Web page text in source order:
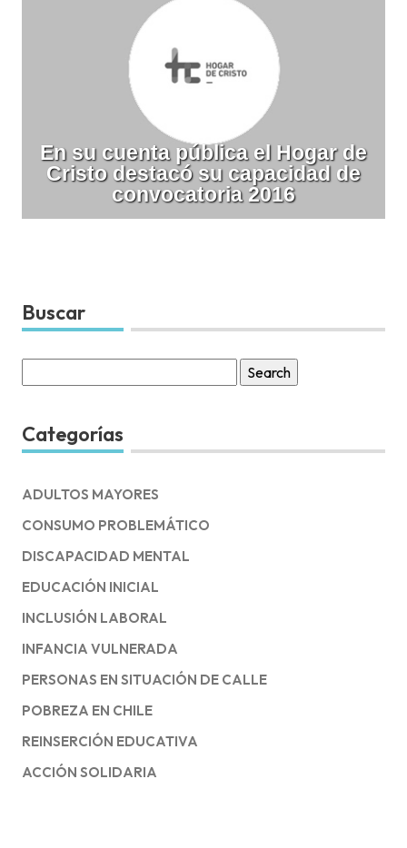
En su cuenta pública el Hogar de
Cristo destacó su capacidad de
convocatoria 2016
Buscar
for:
Categorías
ADULTOS MAYORES
CONSUMO PROBLEMÁTICO
DISCAPACIDAD MENTAL
EDUCACIÓN INICIAL
INCLUSIÓN LABORAL
INFANCIA VULNERADA
PERSONAS EN SITUACIÓN DE CALLE
POBREZA EN CHILE
REINSERCIÓN EDUCATIVA
ACCIÓN SOLIDARIA